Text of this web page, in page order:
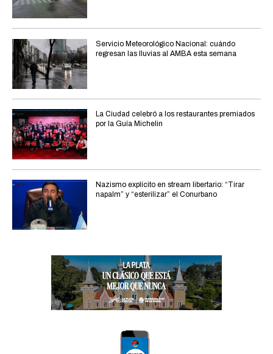
Servicio Meteorológico Nacional: cuándo
regresan las lluvias al AMBA esta semana
La Ciudad celebró a los restaurantes premiados
por la Guía Michelin
Nazismo explícito en stream libertario: “Tirar
napalm” y “esterilizar” el Conurbano